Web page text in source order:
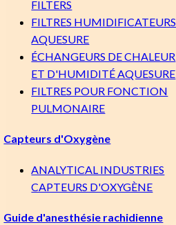
FILTERS
FILTRES HUMIDIFICATEURS
AQUESURE
ÉCHANGEURS DE CHALEUR
ET D'HUMIDITÉ AQUESURE
FILTRES POUR FONCTION
PULMONAIRE
Capteurs d'Oxygène
ANALYTICAL INDUSTRIES
CAPTEURS D'OXYGÈNE
Guide d'anesthésie rachidienne